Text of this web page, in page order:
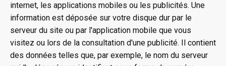
internet, les applications mobiles ou les publicités. Une
information est déposée sur votre disque dur par le
serveur du site ou par l'application mobile que vous
visitez ou lors de la consultation d'une publicité. Il contient
des données telles que, par exemple, le nom du serveur